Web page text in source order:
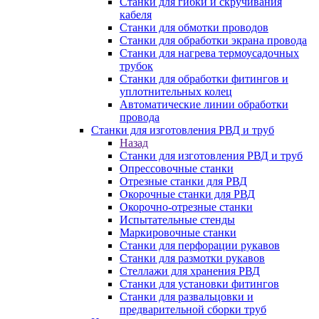
кабеля
Станки для обмотки проводов
Станки для обработки экрана провода
Станки для нагрева термоусадочных
трубок
Станки для обработки фитингов и
уплотнительных колец
Автоматические линии обработки
провода
Станки для изготовления РВД и труб
Назад
Станки для изготовления РВД и труб
Опрессовочные станки
Отрезные станки для РВД
Окорочные станки для РВД
Окорочно-отрезные станки
Испытательные стенды
Маркировочные станки
Станки для перфорации рукавов
Станки для размотки рукавов
Стеллажи для хранения РВД
Станки для установки фитингов
Станки для развальцовки и
предварительной сборки труб